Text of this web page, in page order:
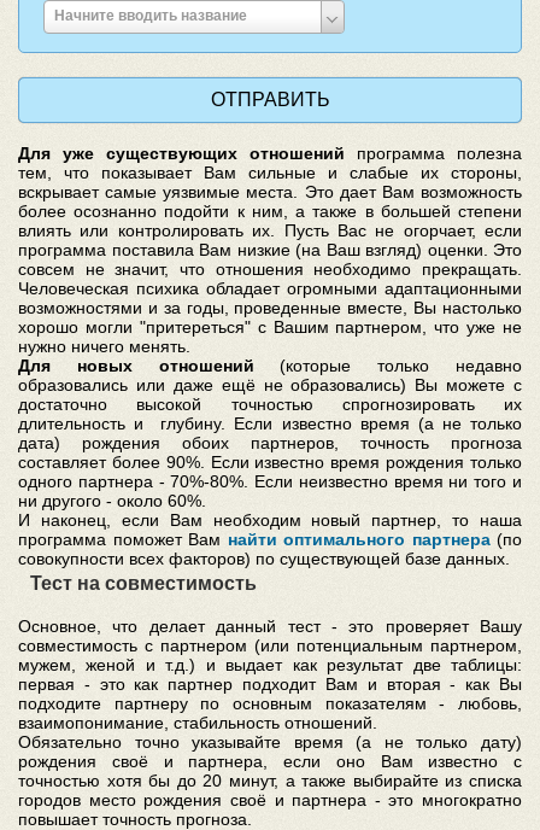
Начните вводить название
Введите
Для уже существующих отношений программа полезна
тем, что показывает Вам сильные и слабые их стороны,
вскрывает самые уязвимые места. Это дает Вам возможность
более осознанно подойти к ним, а также в большей степени
влиять или контролировать их. Пусть Вас не огорчает, если
программа поставила Вам низкие (на Ваш взгляд) оценки. Это
совсем не значит, что отношения необходимо прекращать.
Человеческая психика обладает огромными адаптационными
возможностями и за годы, проведенные вместе, Вы настолько
хорошо могли "притереться" с Вашим партнером, что уже не
нужно ничего менять.
Для новых отношений (которые только недавно
образовались или даже ещё не образовались) Вы можете с
достаточно высокой точностью спрогнозировать их
длительность и глубину. Если известно время (а не только
дата) рождения обоих партнеров, точность прогноза
составляет более 90%. Если известно время рождения только
одного партнера - 70%-80%. Если неизвестно время ни того и
ни другого - около 60%.
И наконец, если Вам необходим новый партнер, то наша
программа поможет Вам найти оптимального партнера(по
совокупности всех факторов) по существующей базе данных.
Тест на совместимость
Основное, что делает данный тест - это проверяет Вашу
совместимость с партнером (или потенциальным партнером,
мужем, женой и т.д.) и выдает как результат две таблицы:
первая - это как партнер подходит Вам и вторая - как Вы
подходите партнеру по основным показателям - любовь,
взаимопонимание, стабильность отношений.
Обязательно точно указывайте время (а не только дату)
рождения своё и партнера, если оно Вам известно с
точностью хотя бы до 20 минут, а также выбирайте из списка
городов место рождения своё и партнера - это многократно
повышает точность прогноза.